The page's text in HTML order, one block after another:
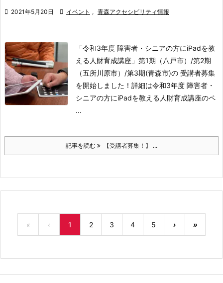
 2021年5月20日  イベント , 青森アクセシビリティ情報
「令和3年度 障害者・シニアの方にiPadを教
える人財育成講座」第1期（八戸市）/第2期
（五所川原市）/第3期(青森市)の 受講者募集
を開始しました！ 詳細は令和3年度 障害者・
シニアの方にiPadを教える人財育成講座のペ
...
記事を読む 【受講者募集！】 ...
« ‹ 1 2 3 4 5 › »